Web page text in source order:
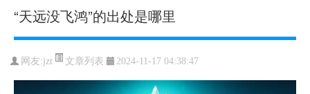
“天远没飞鸿”的出处是哪里
网友:jzt 文章列表 2024-11-17 04:38:47